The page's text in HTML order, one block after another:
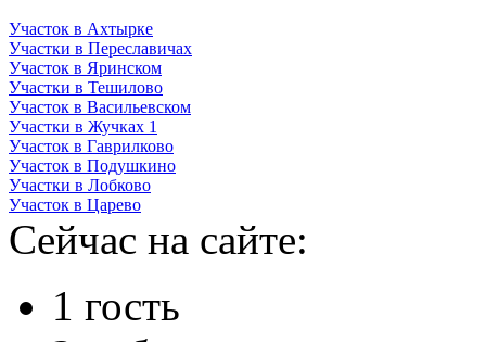
Участок в Ахтырке
Участки в Переславичах
Участок в Яринском
Участки в Тешилово
Участок в Васильевском
Участки в Жучках 1
Участок в Гаврилково
Участок в Подушкино
Участки в Лобково
Участок в Царево
Сейчас на сайте:
1 гость